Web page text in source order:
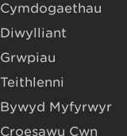
Cymdogaethau
Diwylliant
Grwpiau
Teithlenni
Bywyd Myfyrwyr
Croesawu Cŵn